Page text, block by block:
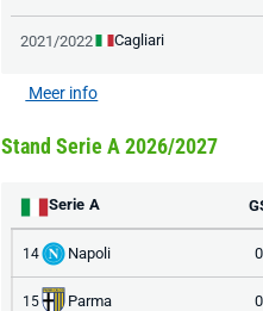
2021/2022 Cagliari
Meer info
Stand Serie A 2026/2027
Serie A
14 Napoli 0
15 Parma 0